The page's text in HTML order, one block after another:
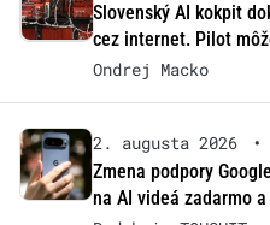
Slovenský AI kokpit
cez internet. Pilot
Ondrej Macko
2. augusta 2026 •
Zmena podpory
na AI videá zadarmo